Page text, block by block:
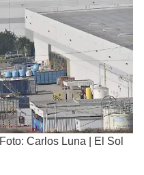
Foto: Carlos Luna | El Sol